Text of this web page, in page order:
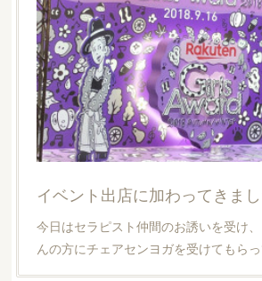
イベント出店に加わってきま
今日はセラピスト仲間のお誘いを受け
んの方にチェアセンヨガを受けてもら